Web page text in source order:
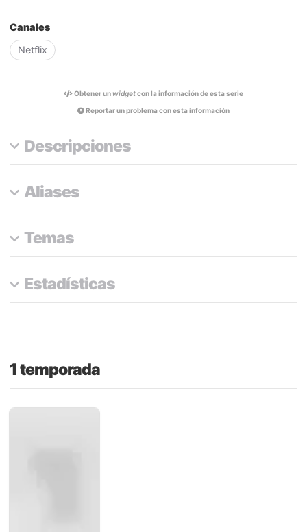
Canales
Netflix
Obtener unwidgetcon la información de esta serie
Reportar un problema con esta información
Descripciones
Aliases
Temas
Estadísticas
1 temporada